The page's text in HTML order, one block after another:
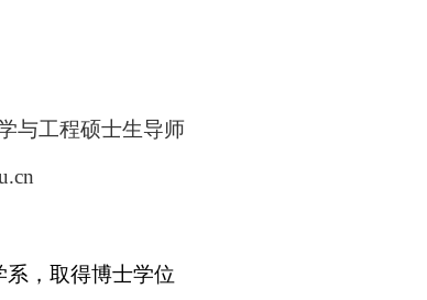
与工程硕士生导师
，取得博士学位